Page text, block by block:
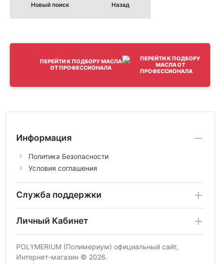
Новый поиск Назад
ПЕРЕЙТИ К ПОДБОРУ МАСЛА
ОТ ПРОФЕССИОНАЛА
Информация
Политика Безопасности
Условия соглашения
Служба поддержки
Личный Кабинет
POLYMERIUM (Полимериум) официальный сайт,
Интернет-магазин © 2026.